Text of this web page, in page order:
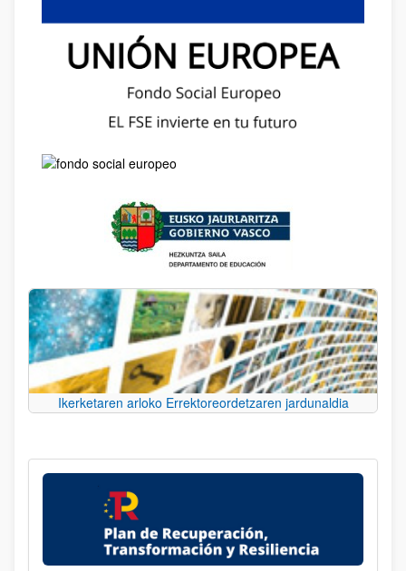
Ikerketaren arloko Errektoreordetzaren jardunaldia